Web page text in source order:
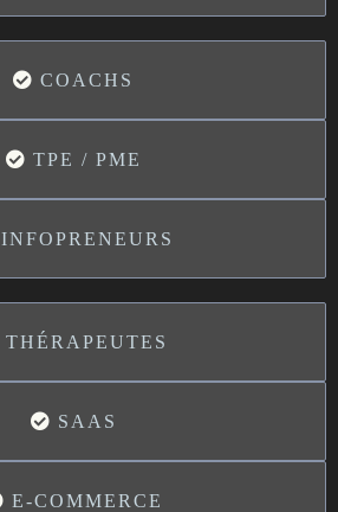
COACHS
TPE / PME
INFOPRENEURS
THÉRAPEUTES
SAAS
E-COMMERCE